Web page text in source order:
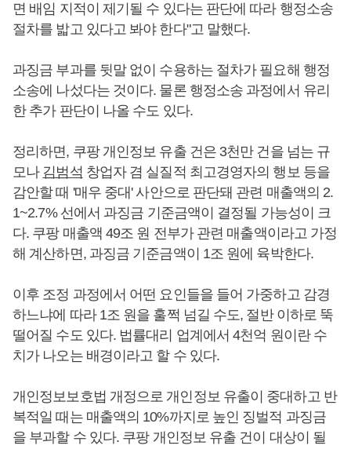
면 배임 지적이 제기될 수 있다는 판단에 따라 행정소송
절차를 밟고 있다고 봐야 한다"고 말했다.
과징금 부과를 뒷말 없이 수용하는 절차가 필요해 행정
소송에 나섰다는 것이다. 물론 행정소송 과정에서 유리
한 추가 판단이 나올 수도 있다.
정리하면, 쿠팡 개인정보 유출 건은 3천만 건을 넘는 규
모나 김범석 창업자 겸 실질적 최고경영자의 행보 등을
감안할 때 '매우 중대' 사안으로 판단돼 관련 매출액의 2.
1~2.7% 선에서 과징금 기준금액이 결정될 가능성이 크
다. 쿠팡 매출액 49조 원 전부가 관련 매출액이라고 가정
해 계산하면, 과징금 기준금액이 1조 원에 육박한다.
이후 조정 과정에서 어떤 요인들을 들어 가중하고 감경
하느냐에 따라 1조 원을 훌쩍 넘길 수도, 절반 이하로 뚝
떨어질 수도 있다. 법률대리 업계에서 4천억 원이란 수
치가 나오는 배경이라고 할 수 있다.
개인정보보호법 개정으로 개인정보 유출이 중대하고 반
복적일 때는 매출액의 10%까지로 높인 징벌적 과징금
을 부과할 수 있다. 쿠팡 개인정보 유출 건이 대상이 될